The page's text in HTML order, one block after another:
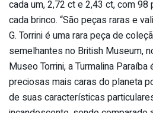
cada um, 2,72 ct e 2,43 ct, com
cada brinco. “São peças raras e
G. Torrini é uma rara peça de
semelhantes no British Museum,
Museo Torrini, a Turmalina
preciosas mais caras do planeta
de suas características